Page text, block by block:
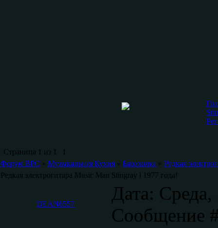
Страница 1 из 1
1
Форум ВРС » Музыкальная Кухня » Барахолка » Редкая
Редкая электрогитара Music Man Stingray l 1977 года!
DEAN6557
Дата:
Сообщение